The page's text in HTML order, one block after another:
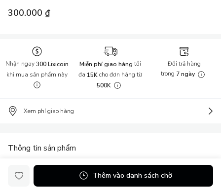
300.000 ₫
Nhận ngay300 Lixicoin
khi mua sản phẩm này
Miễn phí giao hàngtối
đa 15Kcho đơn hàng từ
500K
Đổi trả hàng
trong 7 ngày
Xem phí giao hàng
Thông tin sản phẩm
Buxom là thương hiệu mỹ phẩm nổi tiếng của Mỹ. Các sản phẩm
trang điểm của hãng được đánh giá cao bởi chất lượng tốt và đem
lại trải nghiệm tuyệt vời cho người dùng.
Thêm vào danh sách chờ